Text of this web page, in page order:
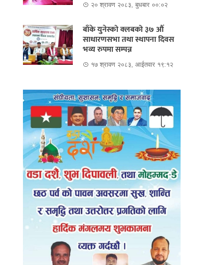
२० श्रावण २०८३, बुधबार ००:०२
बाँके युनेस्को क्लबको ३७ औं
साधारणसभा तथा स्थापना दिवस
भव्य रुपमा सम्पन्न
१७ श्रावण २०८३, आईतवार १९:१२